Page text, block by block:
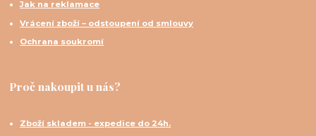
Jak na reklamace
Vrácení zboží – odstoupení od smlouvy
Ochrana soukromí
Proč nakoupit u nás?
Zboží skladem - expedice do 24h.